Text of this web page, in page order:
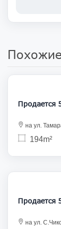
на ул.
194m²
на ул.